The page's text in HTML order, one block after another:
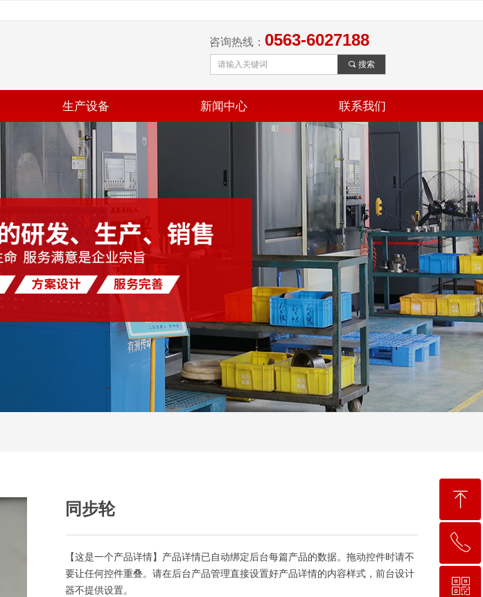
咨询热线： 0563-6027188
끠 搜索
生产设备 新闻中心 联系我们
同步轮
【这是一个产品详情】产品详情已自动绑定后台每篇产品的数据。拖动控件时请不
要让任何控件重叠。请在后台产品管理直接设置好产品详情的内容样式，前台设计
器不提供设置。
ꁸ
回到顶部
ꂅ
0563-6027188
ꀥ